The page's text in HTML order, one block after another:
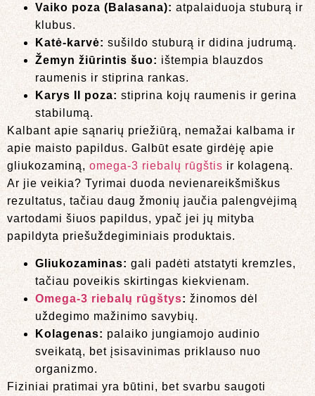
Vaiko poza (Balasana): atpalaiduoja stuburą ir
klubus.
Katė-karvė: sušildo stuburą ir didina judrumą.
Žemyn žiūrintis šuo: ištempia blauzdos
raumenis ir stiprina rankas.
Karys II poza: stiprina kojų raumenis ir gerina
stabilumą.
Kalbant apie sąnarių priežiūrą, nemažai kalbama ir
apie maisto papildus. Galbūt esate girdėję apie
gliukozaminą, omega-3 riebalų rūgštis ir kolageną.
Ar jie veikia? Tyrimai duoda nevienareikšmiškus
rezultatus, tačiau daug žmonių jaučia palengvėjimą
vartodami šiuos papildus, ypač jei jų mityba
papildyta priešuždegiminiais produktais.
Gliukozaminas: gali padėti atstatyti kremzles,
tačiau poveikis skirtingas kiekvienam.
Omega-3 riebalų rūgštys: žinomos dėl
uždegimo mažinimo savybių.
Kolagenas:palaiko jungiamojo audinio
sveikatą, bet įsisavinimas priklauso nuo
organizmo.
Fiziniai pratimai yra būtini, bet svarbu saugoti